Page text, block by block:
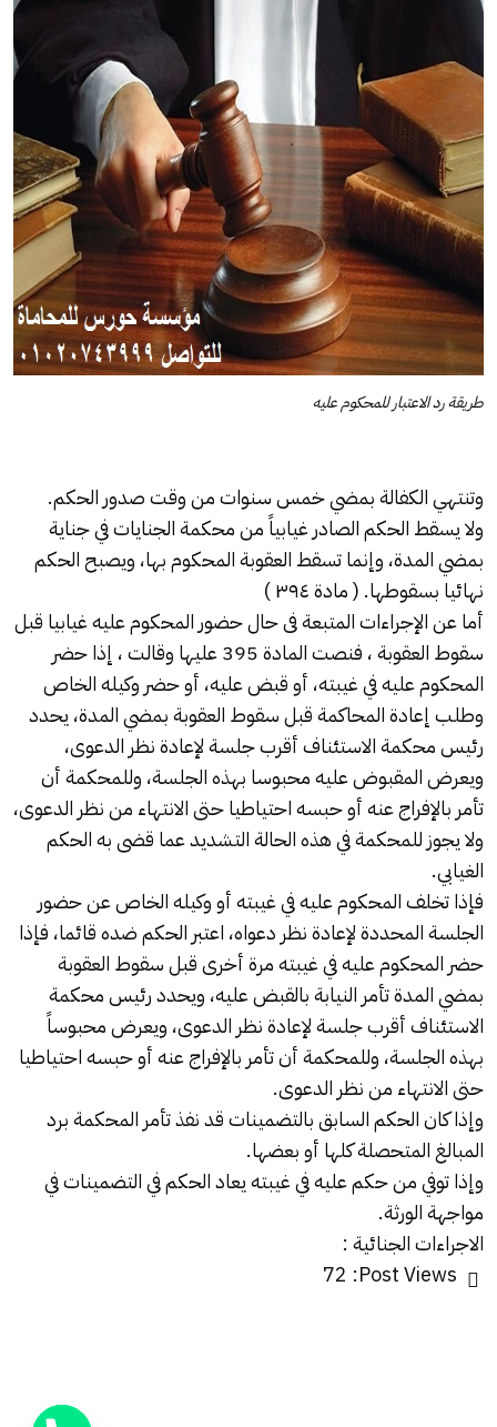
طريقة رد الاعتبار للمحكوم عليه
وتنتهي الكفالة بمضي خمس سنوات من وقت صدور الحكم.
ولا يسقط الحكم الصادر غيابياً من محكمة الجنايات في جناية
بمضي المدة، وإنما تسقط العقوبة المحكوم بها، ويصبح الحكم
نهائيا بسقوطها. ( مادة ٣٩٤ )
أما عن الإجراءات المتبعة فى حال حضور المحكوم عليه غيابيا قبل
سقوط العقوبة ، فنصت المادة 395 عليها وقالت ، إذا حضر
المحكوم عليه في غيبته، أو قبض عليه، أو حضر وكيله الخاص
وطلب إعادة المحاكمة قبل سقوط العقوبة بمضي المدة، يحدد
رئيس محكمة الاستئناف أقرب جلسة لإعادة نظر الدعوى،
ويعرض المقبوض عليه محبوسا بهذه الجلسة، وللمحكمة أن
تأمر بالإفراج عنه أو حبسه احتياطيا حتى الانتهاء من نظر الدعوى،
ولا يجوز للمحكمة في هذه الحالة التشديد عما قضى به الحكم
الغيابي.
فإذا تخلف المحكوم عليه في غيبته أو وكيله الخاص عن حضور
الجلسة المحددة لإعادة نظر دعواه، اعتبر الحكم ضده قائما، فإذا
حضر المحكوم عليه في غيبته مرة أخرى قبل سقوط العقوبة
بمضي المدة تأمر النيابة بالقبض عليه، ويحدد رئيس محكمة
الاستئناف أقرب جلسة لإعادة نظر الدعوى، ويعرض محبوساً
بهذه الجلسة، وللمحكمة أن تأمر بالإفراج عنه أو حبسه احتياطيا
حتى الانتهاء من نظر الدعوى.
وإذا كان الحكم السابق بالتضمينات قد نفذ تأمر المحكمة برد
المبالغ المتحصلة كلها أو بعضها.
وإذا توفي من حكم عليه في غيبته يعاد الحكم في التضمينات في
مواجهة الورثة.
الاجراءات الجنائية :
Post Views:
72